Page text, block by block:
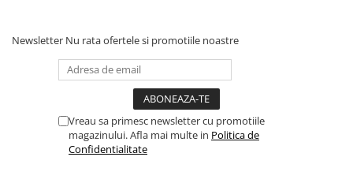
Newsletter Nu rata ofertele si promotiile noastre
Vreau sa primesc newsletter cu promotiile
magazinului. Afla mai multe in Politica de
Confidentialitate